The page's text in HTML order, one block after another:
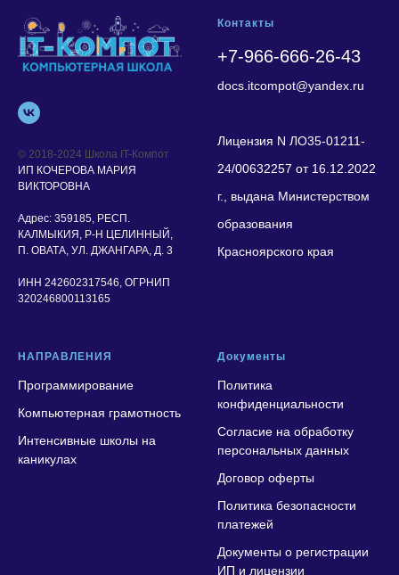
© 2018-2024 Школа IT-Компот
ИП КОЧЕРОВА МАРИЯ
ВИКТОРОВНА
Адрес: 359185, РЕСП.
КАЛМЫКИЯ, Р-Н ЦЕЛИННЫЙ,
П. ОВАТА, УЛ. ДЖАНГАРА, Д. 3
ИНН 242602317546, ОГРНИП
320246800113165
Контакты
+7-966-666-26-43
docs.itcompot@yandex.ru
Лицензия N ЛО35-01211-
24/00632257 от 16.12.2022
г., выдана Министерством
образования
Красноярского края
НАПРАВЛЕНИЯ
Программирование
Компьютерная грамотность
Интенсивные школы на
каникулах
Документы
Политика
конфиденциальности
Согласие на обработку
персональных данных
Договор оферты
Политика безопасности
платежей
Документы о регистрации
ИП и лицензии